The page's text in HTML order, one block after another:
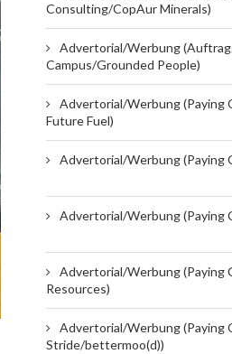
Consulting/CopAur Minerals)
Advertorial/Werbung
Campus/Grounded People)
Advertorial/Werbung (Paying
Future Fuel)
Advertorial/Werbung (Paying
Advertorial/Werbung (Paying
Advertorial/Werbung (Paying
Resources)
Advertorial/Werbung (Paying
Stride/bettermoo(d))